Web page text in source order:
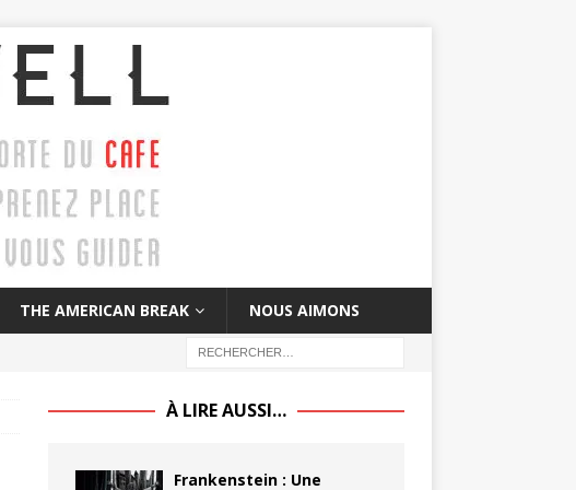
THE AMERICAN BREAK NOUS AIMONS
À LIRE AUSSI…
Frankenstein : Une